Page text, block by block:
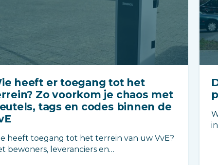
heeft er toegang tot het
Zo voorkom je chaos met
tags en codes binnen de
heeft toegang tot het terrein van uw VvE?
bewoners, leveranciers en